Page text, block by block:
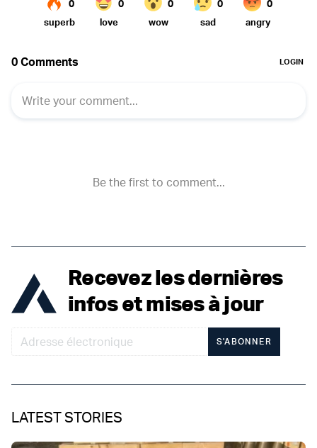
Recevez les dernières
infos et mises à jour
S'ABONNER
LATEST STORIES